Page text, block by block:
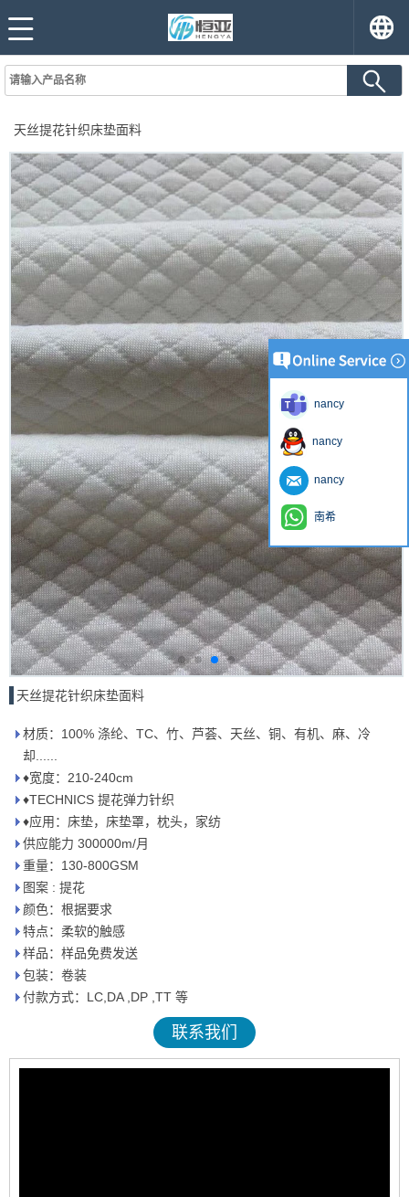
天丝提花针织床垫面料
天丝提花针织床垫面料
材质：100% 涤纶、TC、竹、芦荟、天丝、铜、有机、麻、冷
却......
♦宽度：210-240cm
♦TECHNICS 提花弹力针织
♦应用：床垫，床垫罩，枕头，家纺
供应能力 300000m/月
重量：130-800GSM
图案 : 提花
颜色：根据要求
特点：柔软的触感
样品：样品免费发送
包装：卷装
付款方式：LC,DA ,DP ,TT 等
联系我们
nancy
nancy
nancy
南希